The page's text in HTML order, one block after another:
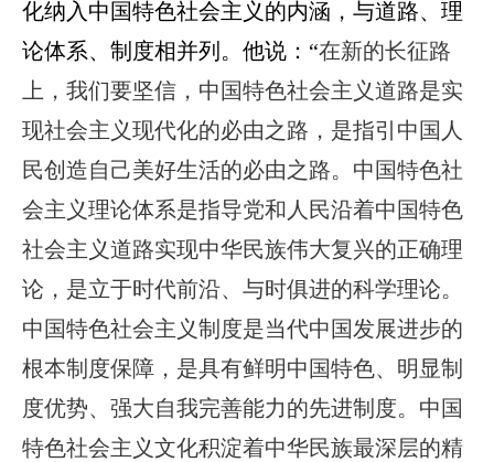
化纳入中国特色社会主义的内涵，与道路、理
论体系、制度相并列。他说：“在新的长征路
上，我们要坚信，中国特色社会主义道路是实
现社会主义现代化的必由之路，是指引中国人
民创造自己美好生活的必由之路。中国特色社
会主义理论体系是指导党和人民沿着中国特色
社会主义道路实现中华民族伟大复兴的正确理
论，是立于时代前沿、与时俱进的科学理论。
中国特色社会主义制度是当代中国发展进步的
根本制度保障，是具有鲜明中国特色、明显制
度优势、强大自我完善能力的先进制度。中国
特色社会主义文化积淀着中华民族最深层的精